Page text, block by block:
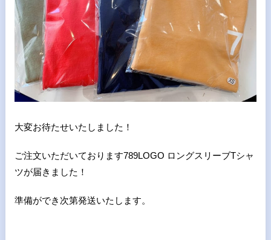
大変お待たせいたしました！
ご注文いただいております789LOGO ロングスリーブTシャ
ツが届きました！
準備ができ次第発送いたします。